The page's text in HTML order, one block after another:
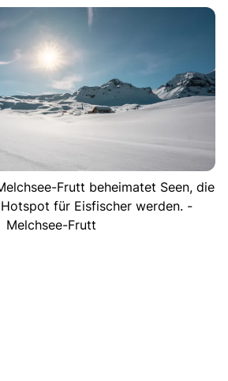
Frutt beheimatet Seen, die
für Eisfischer werden. -
Melchsee-Frutt